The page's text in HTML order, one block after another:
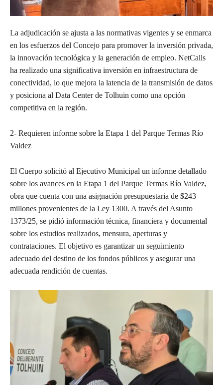
La adjudicación se ajusta a las normativas vigentes y se enmarca
en los esfuerzos del Concejo para promover la inversión privada,
la innovación tecnológica y la generación de empleo. NetCalls
ha realizado una significativa inversión en infraestructura de
conectividad, lo que mejora la latencia de la transmisión de datos
y posiciona al Data Center de Tolhuin como una opción
competitiva en la región.
2- Requieren informe sobre la Etapa 1 del Parque Termas Río
Valdez
El Cuerpo solicitó al Ejecutivo Municipal un informe detallado
sobre los avances en la Etapa 1 del Parque Termas Río Valdez,
obra que cuenta con una asignación presupuestaria de $243
millones provenientes de la Ley 1300. A través del Asunto
1373/25, se pidió información técnica, financiera y documental
sobre los estudios realizados, mensura, aperturas y
contrataciones. El objetivo es garantizar un seguimiento
adecuado del destino de los fondos públicos y asegurar una
adecuada rendición de cuentas.